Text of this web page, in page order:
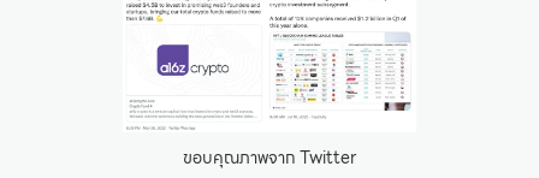
ขอบคุณภาพจาก Twitter